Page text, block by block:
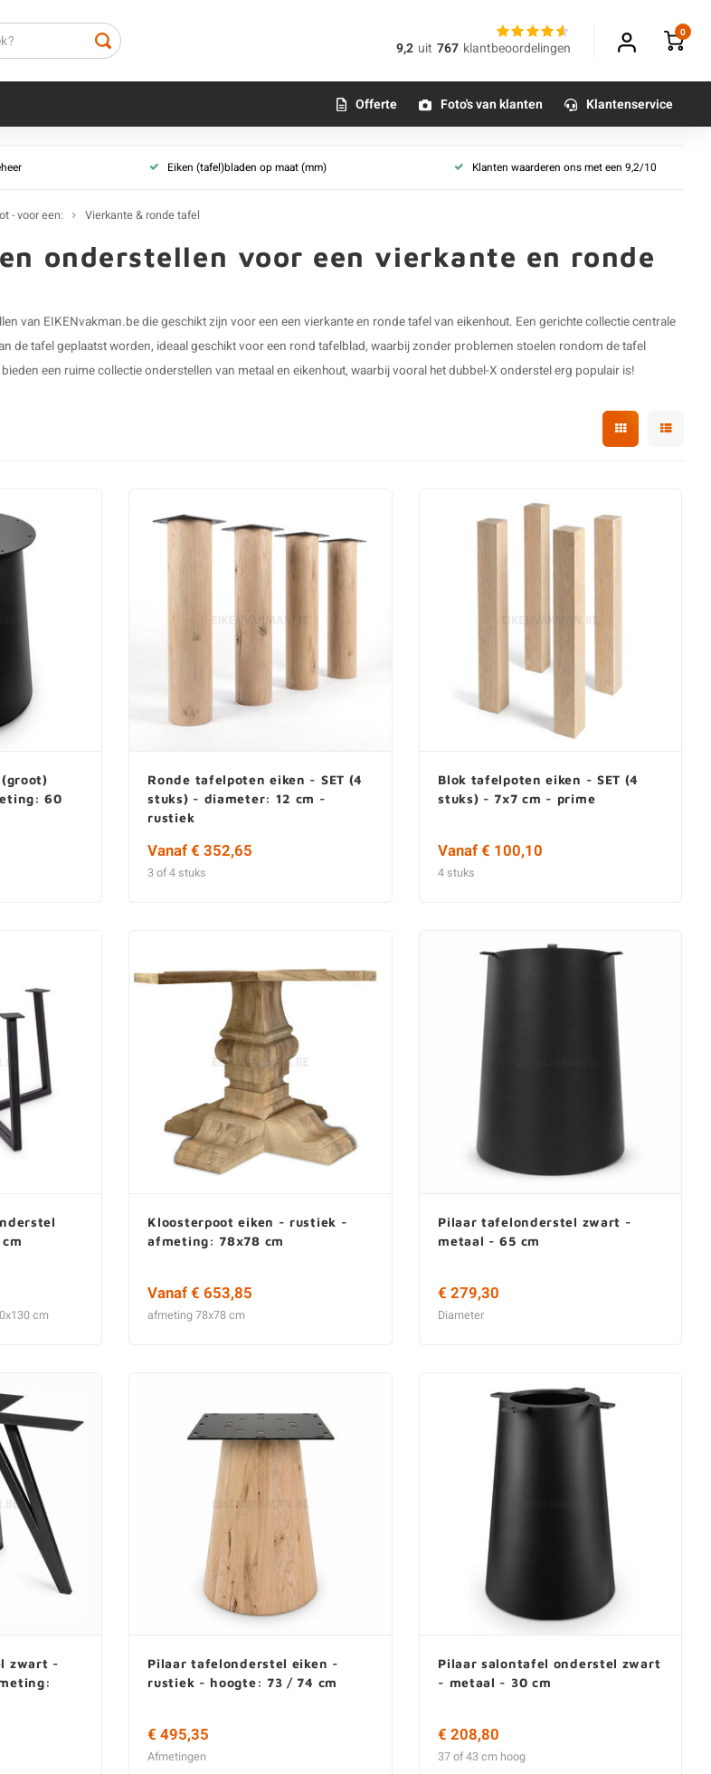
9,2 uit 767 klantbeoordelingen
0
tafelpoten los
Eiken salontafel poten
Alle tafelpoten van eiken
Tafelpoot - vorm
H-poten
Matrix onderstel
Salontafel
(Eetkamer)bankje
Offerte Foto's van klanten Klantenservice
Eiken (tafel)bladen op maat (mm) Klanten waarderen ons met een 9,2/10
- voor een: Vierkante & ronde tafel
onderstellen voor een vierkante en ronde
van EIKENvakman.be die geschikt zijn voor een een vierkante en ronde tafel van eikenhout. Een gerichte collectie centrale
de tafel geplaatst worden, ideaal geschikt voor een rond tafelblad, waarbij zonder problemen stoelen rondom de tafel
een ruime collectie onderstellen van metaal en eikenhout, waarbij vooral het dubbel-X onderstel erg populair is!
60
Ronde tafelpoten eiken - SET (4
stuks) - diameter: 12 cm -
rustiek
Vanaf € 352,65
3 of 4 stuks
Blok tafelpoten eiken - SET (4
stuks) - 7x7 cm - prime
Vanaf € 100,10
4 stuks
cm
Kloosterpoot eiken - rustiek -
afmeting: 78x78 cm
Vanaf € 653,85
afmeting 78x78 cm
Pilaar tafelonderstel zwart -
metaal - 65 cm
€ 279,30
Diameter
zwart -
Pilaar tafelonderstel eiken -
rustiek - hoogte: 73 / 74 cm
€ 495,35
Afmetingen
Pilaar salontafel onderstel zwart
- metaal - 30 cm
€ 208,80
37 of 43 cm hoog